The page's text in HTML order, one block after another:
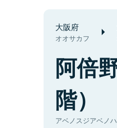
大阪府
オオサカフ
阿倍
階）
アベノスジアベノ